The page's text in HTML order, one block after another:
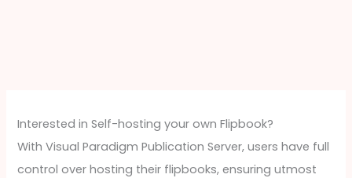
Interested in Self-hosting your own Flipbook?
With Visual Paradigm Publication Server, users have full
control over hosting their flipbooks, ensuring utmost